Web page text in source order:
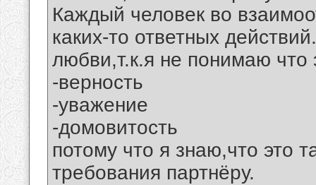
Каждый человек во
каких-то ответных
любви,т.к.я не понимаю что
-верность
-уважение
-домовитость
потому что я знаю,что это
требования партнёру.